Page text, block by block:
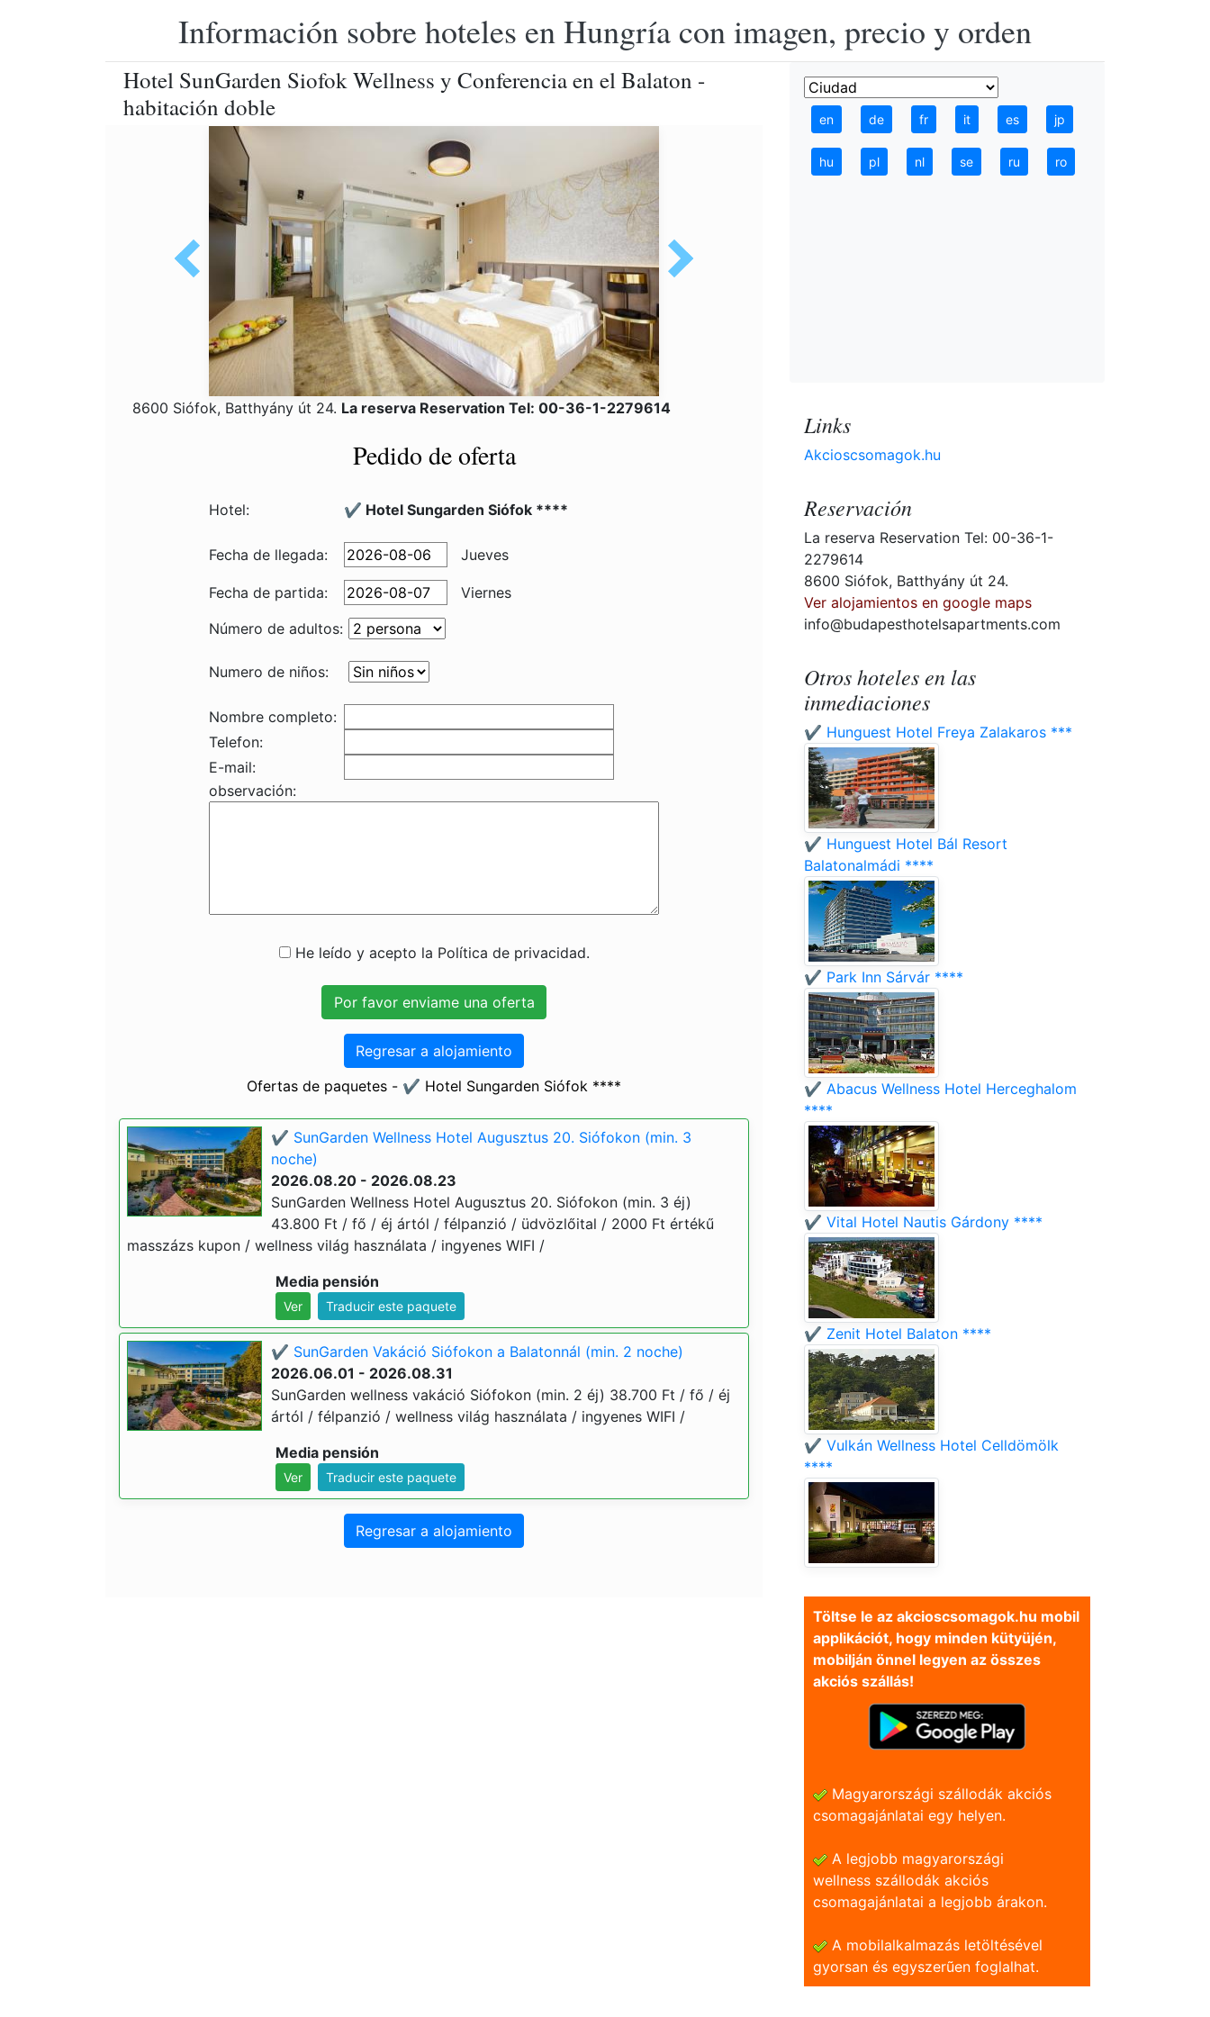
Información sobre hoteles en Hungría con imagen, precio y orden
Hotel SunGarden Siofok Wellness y Conferencia en el Balaton -
habitación doble
8600 Siófok, Batthyány út 24. La reserva Reservation Tel: 00-36-1-2279614
Pedido de oferta
Hotel: ✔️ Hotel Sungarden Siófok ****
Fecha de llegada: Jueves
Fecha de partida:
Viernes
Número de adultos:
Numero de niños:
Nombre completo:
Telefon:
E-mail:
observación:
He leído y acepto la Política de privacidad.
Regresar a alojamiento
Ofertas de paquetes - ✔️ Hotel Sungarden Siófok ****
✔️ SunGarden Wellness Hotel Augusztus 20. Siófokon (min. 3
noche)
2026.08.20 - 2026.08.23
SunGarden Wellness Hotel Augusztus 20. Siófokon (min. 3 éj)
43.800 Ft / fő / éj ártól / félpanzió / üdvözlőital / 2000 Ft értékű
masszázs kupon / wellness világ használata / ingyenes WIFI /
Media pensión
Ver Traducir este paquete
✔️ SunGarden Vakáció Siófokon a Balatonnál (min. 2 noche)
2026.06.01 - 2026.08.31
SunGarden wellness vakáció Siófokon (min. 2 éj) 38.700 Ft / fő / éj
ártól / félpanzió / wellness világ használata / ingyenes WIFI /
Media pensión
Ver Traducir este paquete
Regresar a alojamiento
en de fr it es jp
hu pl nl se ru ro
Links
Akcioscsomagok.hu
Reservación
La reserva Reservation Tel: 00-36-1-
2279614
8600 Siófok, Batthyány út 24.
Ver alojamientos en google maps
info@budapesthotelsapartments.com
Otros hoteles en las
inmediaciones
✔️ Hunguest Hotel Freya Zalakaros ***
✔️ Hunguest Hotel Bál Resort
Balatonalmádi ****
✔️ Park Inn Sárvár ****
✔️ Abacus Wellness Hotel Herceghalom
****
✔️ Vital Hotel Nautis Gárdony ****
✔️ Zenit Hotel Balaton ****
✔️ Vulkán Wellness Hotel Celldömölk
****
Töltse le az akcioscsomagok.hu mobil
applikációt, hogy minden kütyüjén,
mobilján önnel legyen az összes
akciós szállás!
Magyarországi szállodák akciós
csomagajánlatai egy helyen.
A legjobb magyarországi
wellness szállodák akciós
csomagajánlatai a legjobb árakon.
A mobilalkalmazás letöltésével
gyorsan és egyszerũen foglalhat.